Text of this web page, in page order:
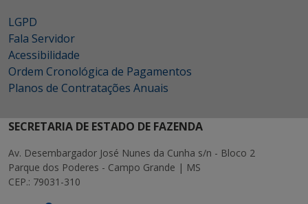
LGPD
Fala Servidor
Acessibilidade
Ordem Cronológica de Pagamentos
Planos de Contratações Anuais
SECRETARIA DE ESTADO DE FAZENDA
Av. Desembargador José Nunes da Cunha s/n - Bloco 2
Parque dos Poderes - Campo Grande | MS
CEP.: 79031-310